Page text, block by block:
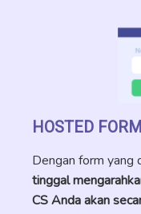
HOSTED
Dengan form yang
tinggal
CS Anda akan